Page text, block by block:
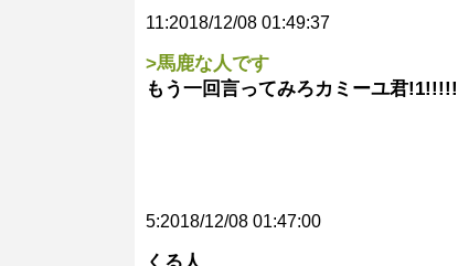
11:2018/12/08 01:49:37
>馬鹿な人です
もう一回言ってみろカミーユ君
5:2018/12/08 01:47:00
くる人